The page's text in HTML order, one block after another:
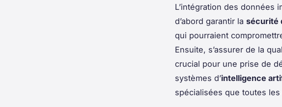
L’intégration des données
d’abord garantir la sécurité
qui pourraient
Ensuite, s’assurer de la
crucial pour une prise de
systèmes d’intelligence
spécialisées que toutes